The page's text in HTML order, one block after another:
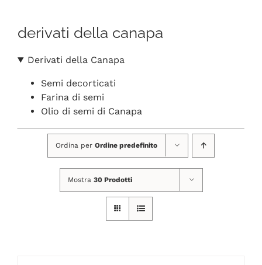
SHOP ONLINE
DELIVERY ROMA
RIVENDITORI
derivati della canapa
Derivati della Canapa
Semi decorticati
Farina di semi
Olio di semi di Canapa
Ordina per Ordine predefinito
Mostra 30 Prodotti